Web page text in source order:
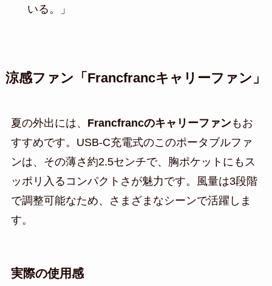
いる。」
涼感ファン「Francfrancキャリーファン」
夏の外出には、 Francfrancのキャリーファンもお
すすめです。USB-C充電式のこのポータブルファ
ンは、その薄さ約2.5センチで、胸ポケットにもス
ッポリ入るコンパクトさが魅力です。風量は3段階
で調整可能なため、さまざまなシーンで活躍しま
す。
実際の使用感